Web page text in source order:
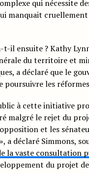
qui nécessite
manquait
t-il ensuite ? Kathy
du territoire et
a déclaré que le
poursuivre les
à cette initiative
malgré le rejet du
et les
a déclaré Simmons,
la vaste consultation
du projet